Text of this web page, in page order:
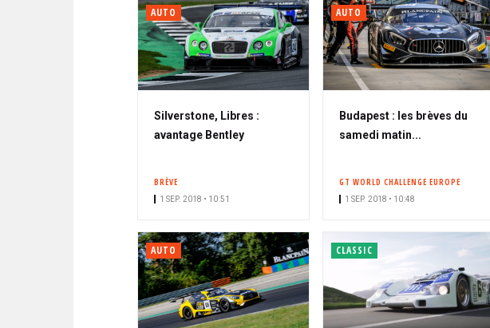
AUTO
Silverstone, Libres :
avantage Bentley
BRÈVE
1 SEP. 2018 • 10:51
AUTO
Budapest : les brèves du
samedi matin...
GT WORLD CHALLENGE EUROPE
1 SEP. 2018 • 10:48
AUTO CLASSIC